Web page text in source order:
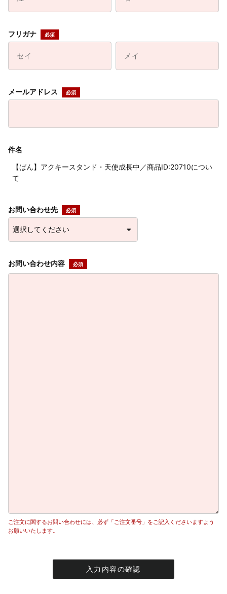
フリガナ
メールアドレス
件名
【ぱん】アクキースタンド・天使成長中／商品ID:20710につい
て
お問い合わせ先
お問い合わせ内容
ご注文に関するお問い合わせには、必ず「ご注文番号」をご記入くださいますよう
お願いいたします。
入力内容の確認